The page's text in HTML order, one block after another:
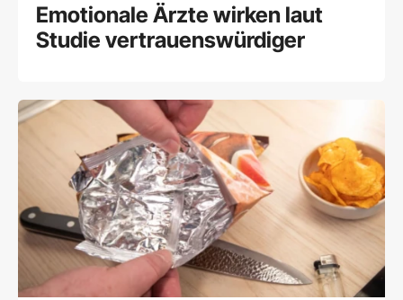
Emotionale Ärzte wirken laut
Studie vertrauenswürdiger